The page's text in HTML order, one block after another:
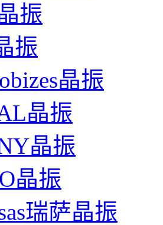
振
振
晶振
晶振
晶振
晶振
瑞萨晶振